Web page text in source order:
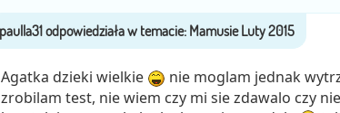
Agatka dzieki wielkie
nie moglam jednak
zrobilam test, nie wiem czy mi sie zdawalo czy